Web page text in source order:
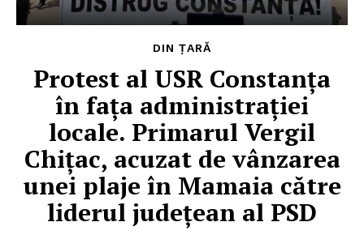
DIN ȚARĂ
Protest al USR Constanța
în fața administrației
locale. Primarul Vergil
Chițac, acuzat de vânzarea
unei plaje în Mamaia către
liderul judeţean al PSD